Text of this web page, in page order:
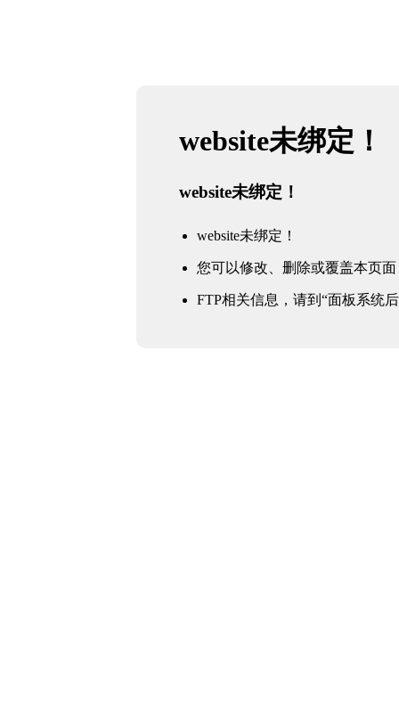
website未绑定！
website未绑定！
website未绑定！
您可以修改、删除或覆盖本页面
FTP相关信息，请到“面板系统